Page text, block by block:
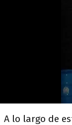
A lo largo de